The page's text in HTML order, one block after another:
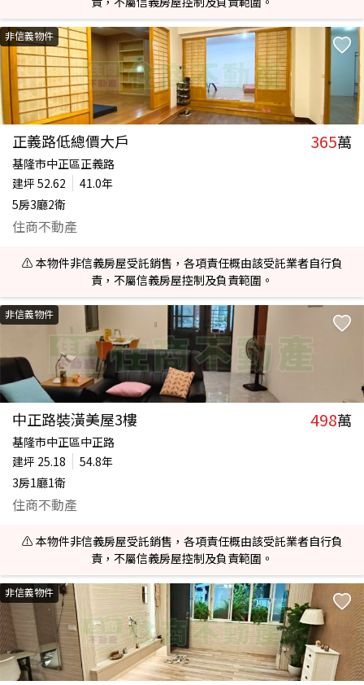
非信義物件
正義路低總價大戶 365萬
基隆市中正區正義路
建坪 52.62
41.0年
5房3廳2衛
住商不動產
⚠️ 本物件非信義房屋受託銷售，各項責任概由該受託業者自行負
責，不屬信義房屋控制及負責範圍。
非信義物件
中正路裝潢美屋3樓 498萬
基隆市中正區中正路
建坪 25.18
54.8年
3房1廳1衛
住商不動產
⚠️ 本物件非信義房屋受託銷售，各項責任概由該受託業者自行負
責，不屬信義房屋控制及負責範圍。
非信義物件